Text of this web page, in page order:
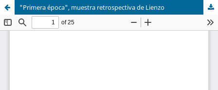
"Primera época", muestra retrospectiva de Lienzo